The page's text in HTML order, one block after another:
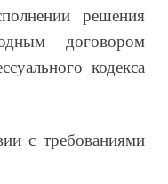
решения
договором
кодекса
с требованиями